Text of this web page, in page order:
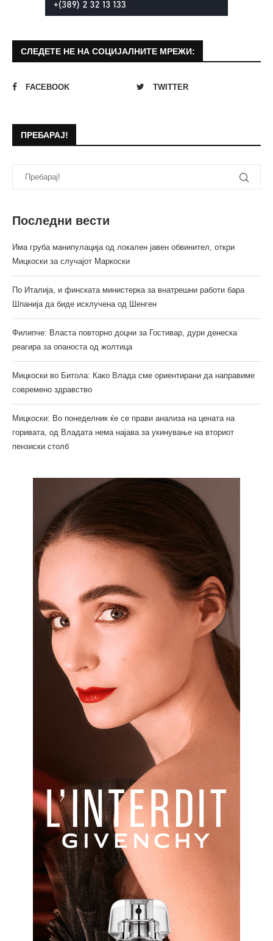
СЛЕДЕТЕ НЕ НА СОЦИЈАЛНИТЕ МРЕЖИ:
FACEBOOK TWITTER
ПРЕБАРАЈ!
Последни вести
Има груба манипулација од локален јавен обвинител, откри
Мицкоски за случајот Маркоски
По Италија, и финската министерка за внатрешни работи бара
Шпанија да биде исклучена од Шенген
Филипче: Власта повторно доцни за Гостивар, дури денеска
реагира за опаноста од жолтица
Мицкоски во Битола: Како Влада сме ориентирани да направиме
современо здравство
Мицкоски: Во понеделник ќе се прави анализа на цената на
горивата, од Владата нема најава за укинување на вториот
пензиски столб